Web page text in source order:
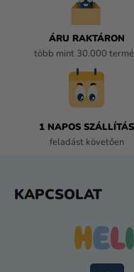
ÁRU RAKTÁRON
több mint 30.000
1 NAPOS SZÁLLÍTÁS
feladást követően
KAPCSOLAT